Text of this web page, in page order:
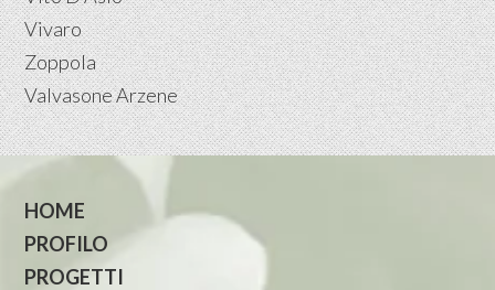
Vivaro
Zoppola
Valvasone Arzene
HOME
PROFILO
PROGETTI